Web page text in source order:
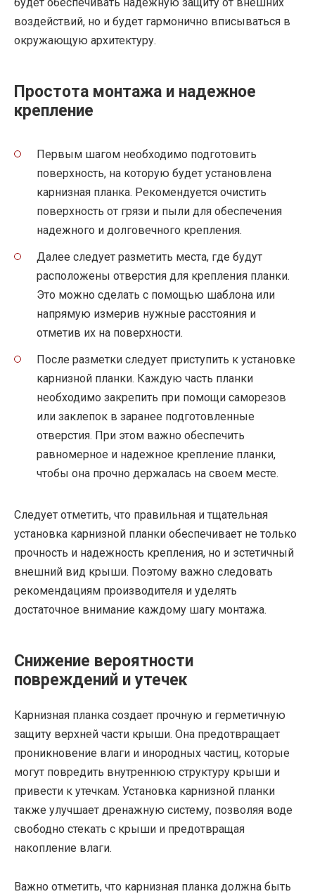
воздействий, но и будет гармонично вписываться в
окружающую архитектуру.
Простота монтажа и надежное
крепление
Первым шагом необходимо подготовить
поверхность, на которую будет установлена
карнизная планка. Рекомендуется очистить
поверхность от грязи и пыли для обеспечения
надежного и долговечного крепления.
Далее следует разметить места, где будут
расположены отверстия для крепления планки.
Это можно сделать с помощью шаблона или
напрямую измерив нужные расстояния и
отметив их на поверхности.
После разметки следует приступить к установке
карнизной планки. Каждую часть планки
необходимо закрепить при помощи саморезов
или заклепок в заранее подготовленные
отверстия. При этом важно обеспечить
равномерное и надежное крепление планки,
чтобы она прочно держалась на своем месте.
Следует отметить, что правильная и тщательная
установка карнизной планки обеспечивает не только
прочность и надежность крепления, но и эстетичный
внешний вид крыши. Поэтому важно следовать
рекомендациям производителя и уделять
достаточное внимание каждому шагу монтажа.
Снижение вероятности
повреждений и утечек
Карнизная планка создает прочную и герметичную
защиту верхней части крыши. Она предотвращает
проникновение влаги и инородных частиц, которые
могут повредить внутреннюю структуру крыши и
привести к утечкам. Установка карнизной планки
также улучшает дренажную систему, позволяя воде
свободно стекать с крыши и предотвращая
накопление влаги.
Важно отметить, что карнизная планка должна быть